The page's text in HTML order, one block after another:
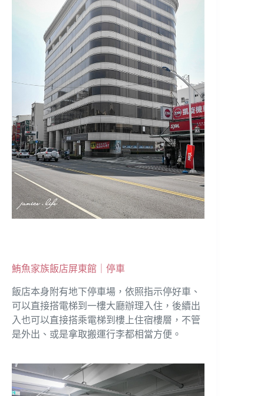
鮪魚家族飯店屏東館｜停車
飯店本身附有地下停車場，依照指示停好車、
可以直接搭電梯到一樓大廳辦理入住，後續出
入也可以直接搭乘電梯到樓上住宿樓層，不管
是外出、或是拿取搬運行李都相當方便。